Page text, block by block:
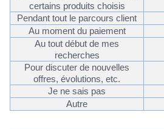
certains produits choisis
Pendant tout le parcours client
Au moment du paiement
Au tout début de mes
recherches
Pour discuter de nouvelles
offres, évolutions, etc.
Je ne sais pas
Autre